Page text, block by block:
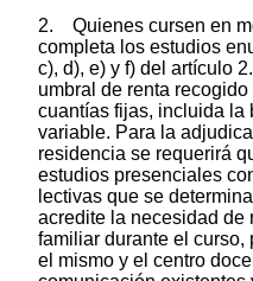
2. Quienes cursen en
completa los estudios
c), d), e) y f) del artículo
umbral de renta
cuantías fijas, incluida la
variable. Para la
residencia se requerirá
estudios presenciales
lectivas que se
acredite la necesidad de
familiar durante el curso,
el mismo y el centro